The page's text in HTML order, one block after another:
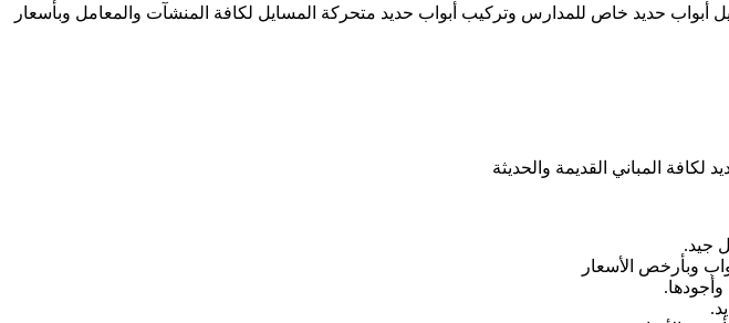
حديد خاص للمدارس وتركيب أبواب حديد متحركة المسايل لكافة المنشآت والمعامل وبأسعار
المباني القديمة والحديثة
جيد.
وبأرخص الأسعار